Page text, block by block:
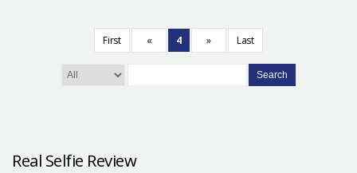
First « 4 » Last
Search
Real Selfie Review